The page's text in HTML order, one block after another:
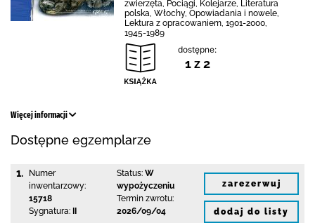
zwierzęta, Pociągi, Kolejarze, Literatura
polska, Włochy, Opowiadania i nowele,
Lektura z opracowaniem, 1901-2000,
1945-1989
dostępne:
1 z 2
Więcej informacji
Dostępne egzemplarze
1.
Numer
inwentarzowy:
15718
Sygnatura:
Status: W
wypożyczeniu
Termin zwrotu:
2026/09/04
zarezerwuj
dodaj do listy